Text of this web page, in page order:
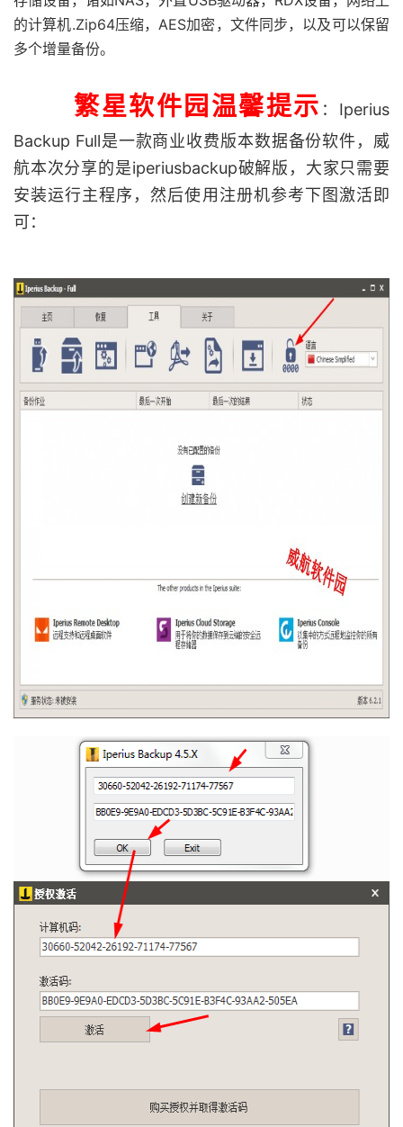
的计算机.Zip64压缩，AES加密，文件同步，以及可以保留
多个增量备份。
繁星软件园温馨提示 ：Iperius
Backup Full是一款商业收费版本数据备份软件，威
航本次分享的是iperiusbackup破解版，大家只需要
安装运行主程序，然后使用注册机参考下图激活即
可：